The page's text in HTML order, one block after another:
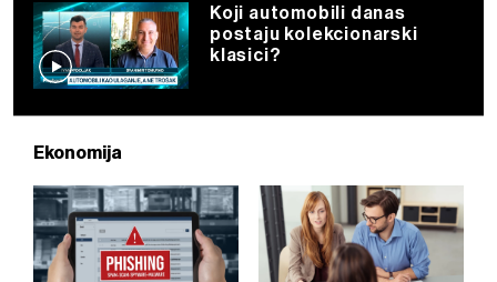
Koji automobili danas
postaju kolekcionarski
klasici?
Ekonomija